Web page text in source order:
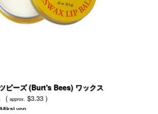
ビーズ (Burt's Bees) ワックス
バーム
( approx. $3.33 )
MikaLynn